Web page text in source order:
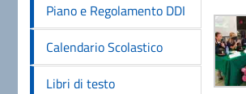
Piano e Regolamento DDI
Calendario Scolastico
Libri di testo